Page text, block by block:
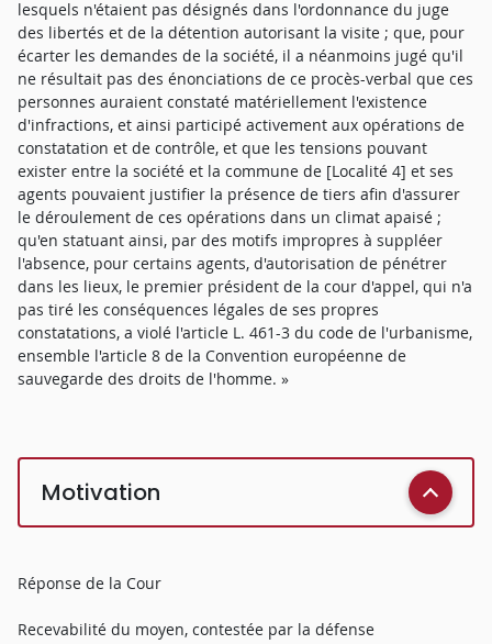
lesquels n'étaient pas désignés dans l'ordonnance du juge
des libertés et de la détention autorisant la visite ; que, pour
écarter les demandes de la société, il a néanmoins jugé qu'il
ne résultait pas des énonciations de ce procès-verbal que ces
personnes auraient constaté matériellement l'existence
d'infractions, et ainsi participé activement aux opérations de
constatation et de contrôle, et que les tensions pouvant
exister entre la société et la commune de [Localité 4] et ses
agents pouvaient justifier la présence de tiers afin d'assurer
le déroulement de ces opérations dans un climat apaisé ;
qu'en statuant ainsi, par des motifs impropres à suppléer
l'absence, pour certains agents, d'autorisation de pénétrer
dans les lieux, le premier président de la cour d'appel, qui n'a
pas tiré les conséquences légales de ses propres
constatations, a violé l'article L. 461-3 du code de l'urbanisme,
ensemble l'article 8 de la Convention européenne de
sauvegarde des droits de l'homme. »
Motivation
Réponse de la Cour
Recevabilité du moyen, contestée par la défense